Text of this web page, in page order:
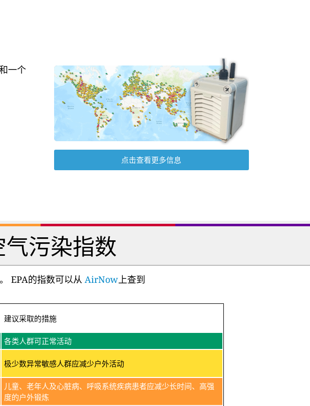
一个
点击查看更多信息
污染指数
EPA的指数可以从 AirNow上查到
建议采取的措施
各类人群可正常活动
极少数异常敏感人群应减少户外活动
儿童、老年人及心脏病、呼吸系统疾病患者应减少长时间、高强
度的户外锻炼